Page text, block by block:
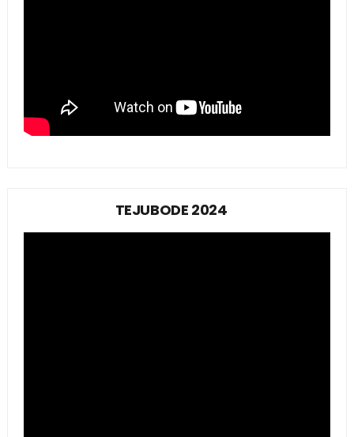
TEJUBODE 2024